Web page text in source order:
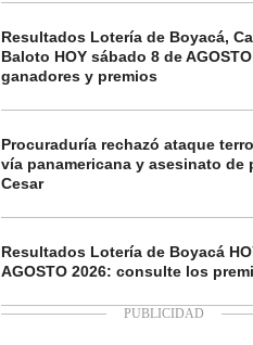
Resultados Lotería de Boyacá,
Baloto HOY sábado 8 de
ganadores y premios
Procuraduría rechazó ataque
vía panamericana y asesinato de
Cesar
Resultados Lotería de Boyacá
AGOSTO 2026: consulte los